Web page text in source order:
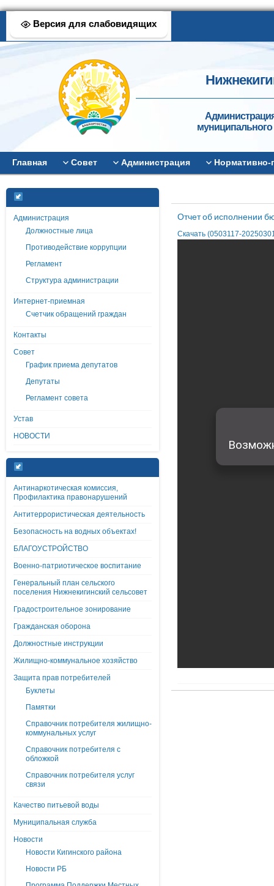
Версия для слабовидящих
муниципального
Главная Совет Администрация
Администрация
Должностные лица
Противодействие коррупции
Регламент
Структура администрации
Интернет-приемная
Счетчик обращений граждан
Контакты
Совет
График приема депутатов
Депутаты
Регламент совета
Устав
НОВОСТИ
Антинаркотическая комиссия,
Профилактика правонарушений
Антитеррористическая деятельность
Безопасность на водных объектах!
БЛАГОУСТРОЙСТВО
Военно-патриотическое воспитание
Генеральный план сельского
поселения Нижнекигинский сельсовет
Градостроительное зонирование
Гражданская оборона
Должностные инструкции
Жилищно-коммунальное хозяйство
Защита прав потребителей
Буклеты
Памятки
Справочник потребителя жилищно-
коммунальных услуг
Справочник потребителя с
обложкой
Справочник потребителя услуг
связи
Качество питьевой воды
Муниципальная служба
Новости
Новости Кигинского района
Новости РБ
Отчет об исполнении
Скачать (0503117-